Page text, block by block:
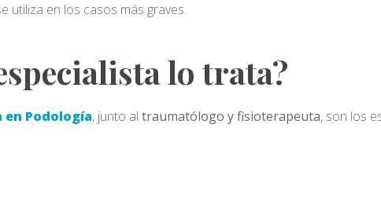
utiliza en los casos más graves.
lo trata?
en Podología, junto al traumatólogo y fisioterapeuta, son los